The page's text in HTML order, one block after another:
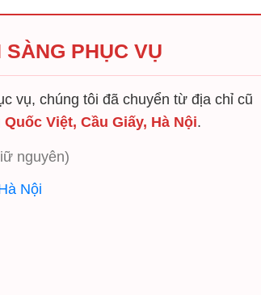
PHỤC VỤ
vụ, chúng tôi đã chuyển từ địa chỉ cũ
Quốc Việt, Cầu Giấy, Hà Nội.
nguyên)
Nội